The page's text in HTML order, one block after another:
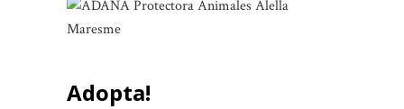
Adopta!